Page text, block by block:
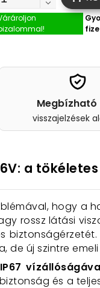
Megbízható
visszajelzések
a
hogy a
rossz látási
de új szintre
IP67
és a